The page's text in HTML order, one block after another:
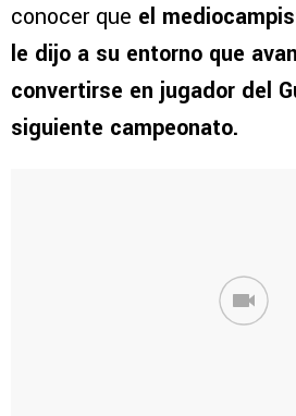
conocer que el
le dijo a su entorno que
convertirse en jugador del
siguiente campeonato.